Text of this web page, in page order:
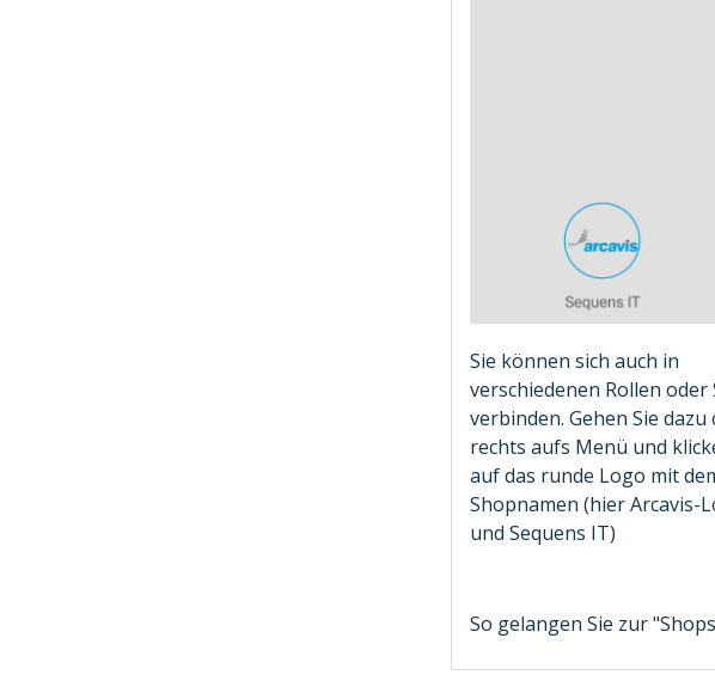
Sie können sich auch in
verschiedenen Rollen oder
verbinden. Gehen Sie dazu
rechts aufs Menü und
auf das runde Logo mit
Shopnamen (hier Arcavis-
und Sequens IT)
So gelangen Sie zur